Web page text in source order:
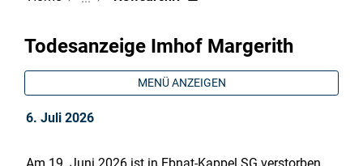
Todesanzeige Imhof Margerith
MENÜ ANZEIGEN
6. Juli 2026